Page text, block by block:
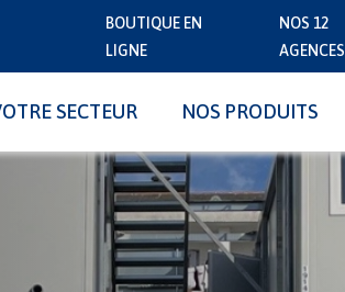
BOUTIQUE EN
LIGNE
NOS 12
AGENCES
SECTEUR NOS PRODUITS